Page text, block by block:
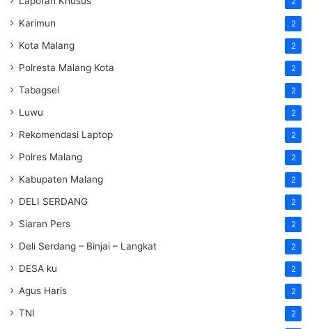
Karimun 2
Kota Malang 2
Polresta Malang Kota 2
Tabagsel 2
Luwu 2
Rekomendasi Laptop 2
Polres Malang 2
Kabupaten Malang 2
DELI SERDANG 2
Siaran Pers 2
Deli Serdang – Binjai – Langkat 2
DESA ku 2
Agus Haris 2
TNI 2